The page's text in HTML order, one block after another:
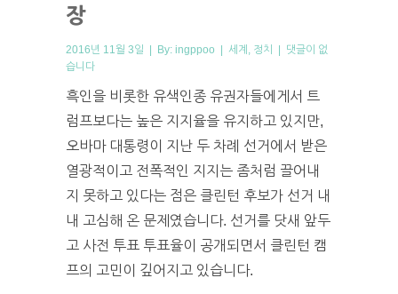
장
2016년 11월 3일 | By: ingppoo | 세계 정치 | 댓글이 없
습니다
흑인을 비롯한 유색인종 유권자들에게서 트
럼프보다는 높은 지지율을 유지하고 있지만,
오바마 대통령이 지난 두 차례 선거에서 받은
열광적이고 전폭적인 지지는 좀처럼 끌어내
지 못하고 있다는 점은 클린턴 후보가 선거 내
내 고심해 온 문제였습니다. 선거를 닷새 앞두
고 사전 투표 투표율이 공개되면서 클린턴 캠
프의 고민이 깊어지고 있습니다.